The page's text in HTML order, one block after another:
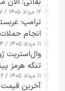
۱۲ مرداد ۱۴۰۵ / ۰۸:۱۷
ترامپ:
انجام
۱۱ مرداد ۱۴۰۵ / ۱۹:۰۴
وال‌استریت
تنگه هرمز
۱۱ مرداد ۱۴۰۵ / ۱۶:۱۲
آخرین قیمت طلا،